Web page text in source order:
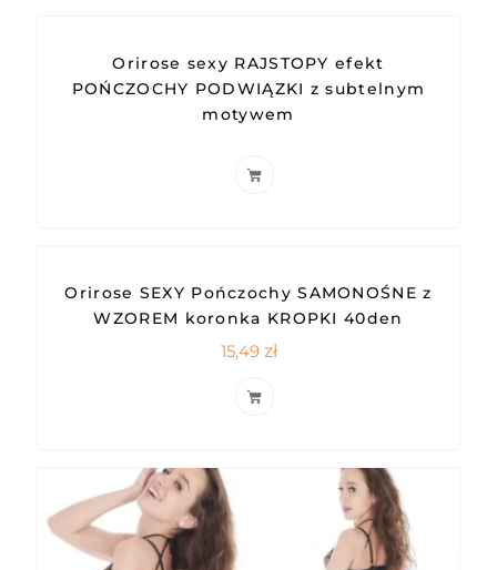
Orirose sexy RAJSTOPY efekt
POŃCZOCHY PODWIĄZKI z subtelnym
motywem
Orirose SEXY Pończochy SAMONOŚNE z
WZOREM koronka KROPKI 40den
15,49 zł